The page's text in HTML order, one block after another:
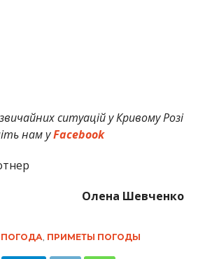
ситуацій у Кривому Розі
нам уFacebook
Олена Шевченко
ПОГОДА ПРИМЕТЫ ПОГОДЫ